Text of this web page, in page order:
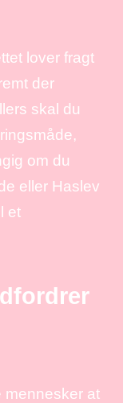
lover fragt
der
skal du
om du
eller Haslev
et
at